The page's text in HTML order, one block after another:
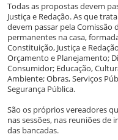
Todas as propostas devem
Justiça e Redação. As que
devem passar pela Comissão
permanentes na casa,
Constituição, Justiça e
Orçamento e Planejamento;
Consumidor; Educação,
Ambiente; Obras, Serviços
Segurança Pública.
São os próprios vereadores
nas sessões, nas reuniões de
das bancadas.